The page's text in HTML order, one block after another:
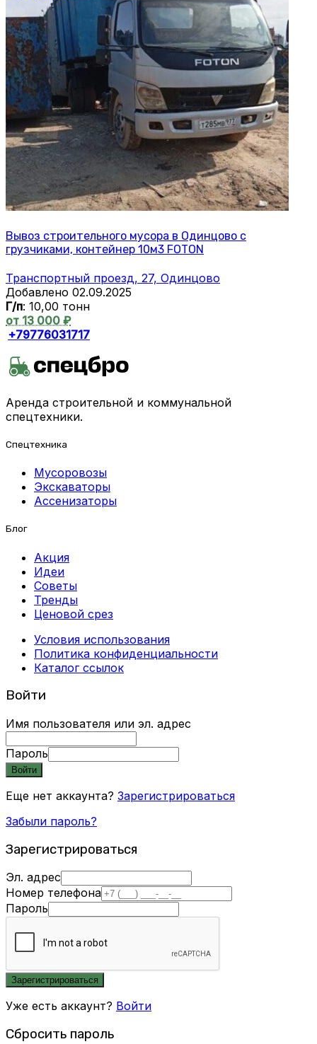
Вывоз строительного мусора в Одинцово с
грузчиками, контейнер 10м3 FOTON
Транспортный проезд, 27, Одинцово
Добавлено 02.09.2025
Г/п: 10,00 тонн
от 13 000 ₽
+79776031717
Аренда строительной и коммунальной
спецтехники.
Спецтехника
Мусоровозы
Экскаваторы
Ассенизаторы
Блог
Акция
Идеи
Советы
Тренды
Ценовой срез
Условия использования
Политика конфиденциальности
Каталог ссылок
Войти
Имя пользователя или эл. адрес
Пароль
Войти
Еще нет аккаунта? Зарегистрироваться
Забыли пароль?
Зарегистрироваться
Эл. адрес
Номер телефона
Пароль
Зарегистрироваться
Уже есть аккаунт? Войти
Сбросить пароль